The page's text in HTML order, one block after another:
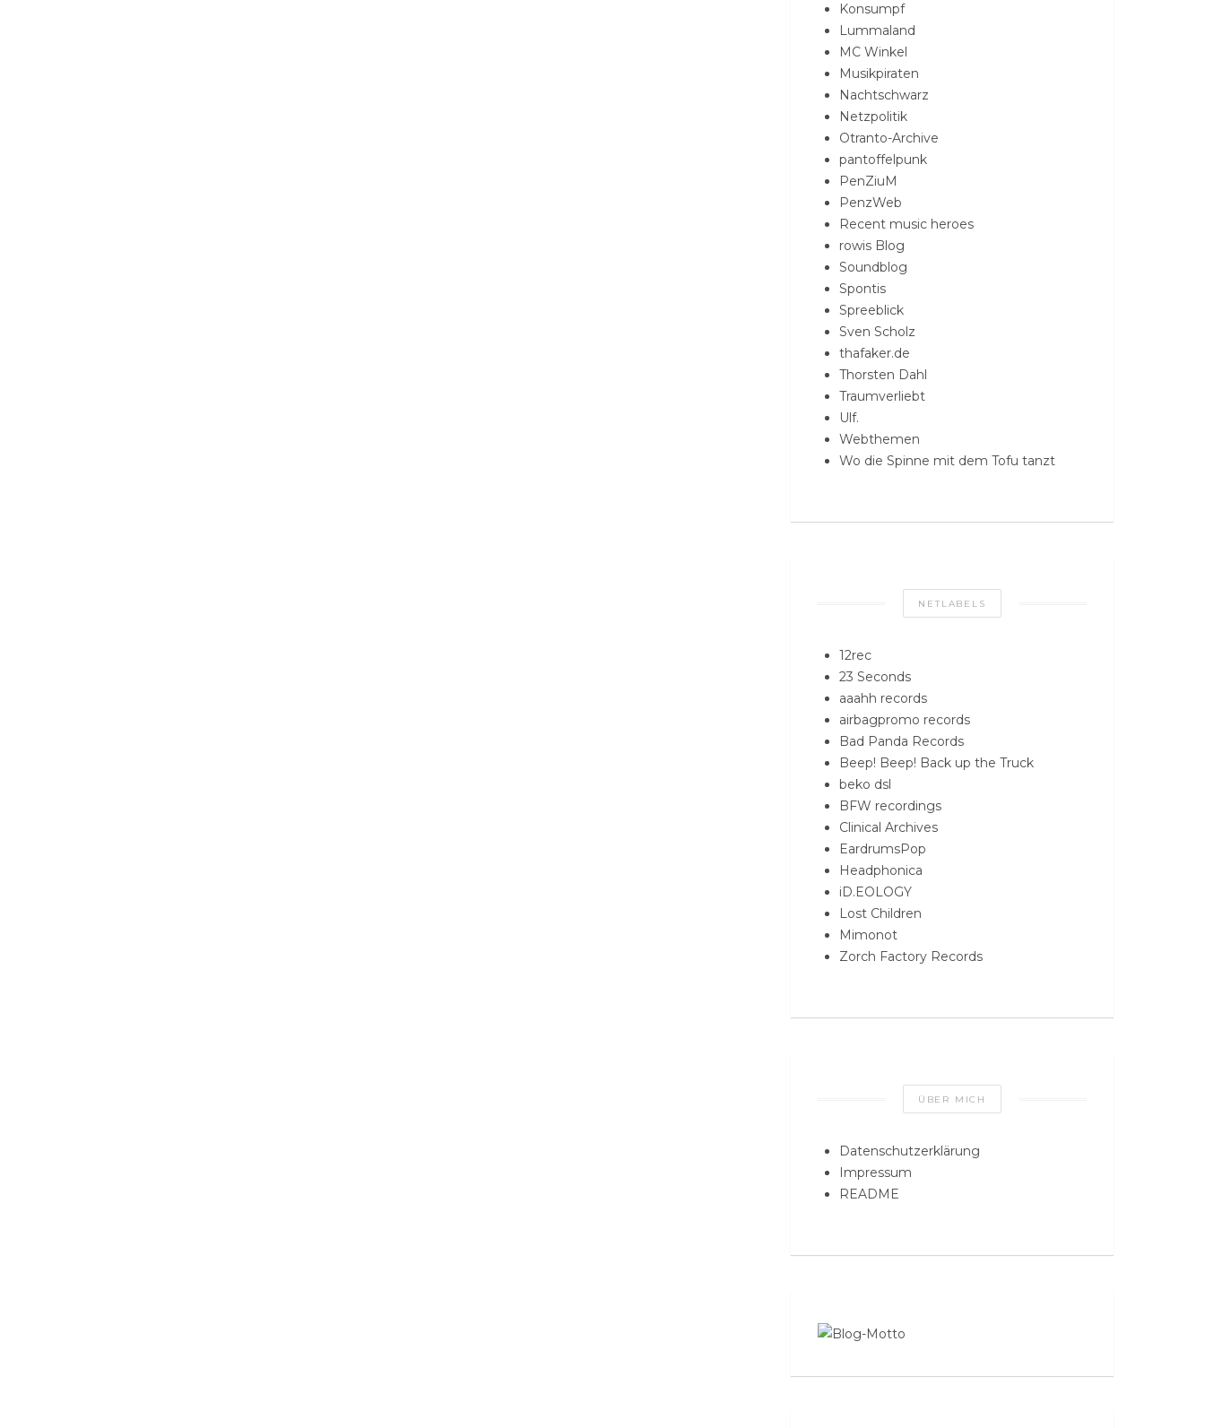
Konsumpf
Lummaland
MC Winkel
Musikpiraten
Nachtschwarz
Netzpolitik
Otranto-Archive
pantoffelpunk
PenZiuM
PenzWeb
Recent music heroes
rowis Blog
Soundblog
Spontis
Spreeblick
Sven Scholz
thafaker.de
Thorsten Dahl
Traumverliebt
Ulf.
Webthemen
Wo die Spinne mit dem Tofu tanzt
NETLABELS
12rec
23 Seconds
aaahh records
airbagpromo records
Bad Panda Records
Beep! Beep! Back up the Truck
beko dsl
BFW recordings
Clinical Archives
EardrumsPop
Headphonica
iD.EOLOGY
Lost Children
Mimonot
Zorch Factory Records
ÜBER MICH
Datenschutzerklärung
Impressum
README